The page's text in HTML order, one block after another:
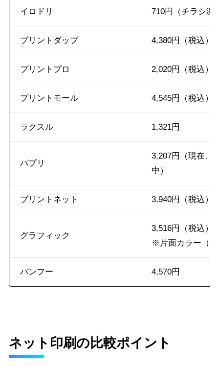
イロドリ 710円（チラシ激
プリントダップ 4,380円（税込）
プリントプロ 2,020円（税込）
プリントモール 4,545円（税込）
ラクスル 1,321円
パプリ
3,207円（現在、
中）
プリントネット 3,940円（税込）
グラフィック
3,516円（税込）
※片面カラー（
バンフー 4,570円
ネット印刷の比較ポイント